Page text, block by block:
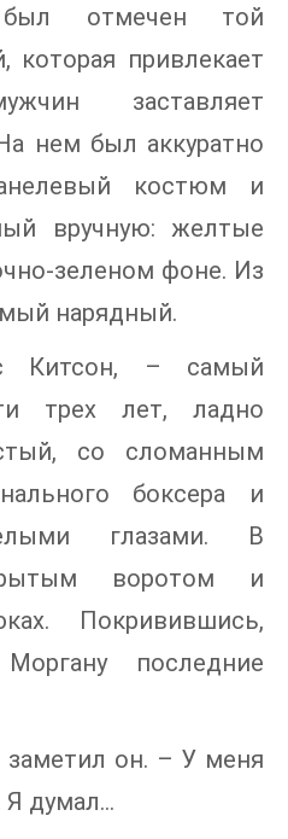
отмечен той
которая привлекает
заставляет
нем был аккуратно
костюм и
вручную: желтые
зеленом фоне. Из
нарядный.
Китсон, – самый
трех лет, ладно
со сломанным
боксера и
глазами. В
воротом и
Покривившись,
последние
он. – У меня
думал…